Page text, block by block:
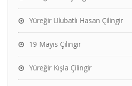
Yüreğir Ulubatlı Hasan Çilingir
19 Mayıs Çilingir
Yüreğir Kışla Çilingir